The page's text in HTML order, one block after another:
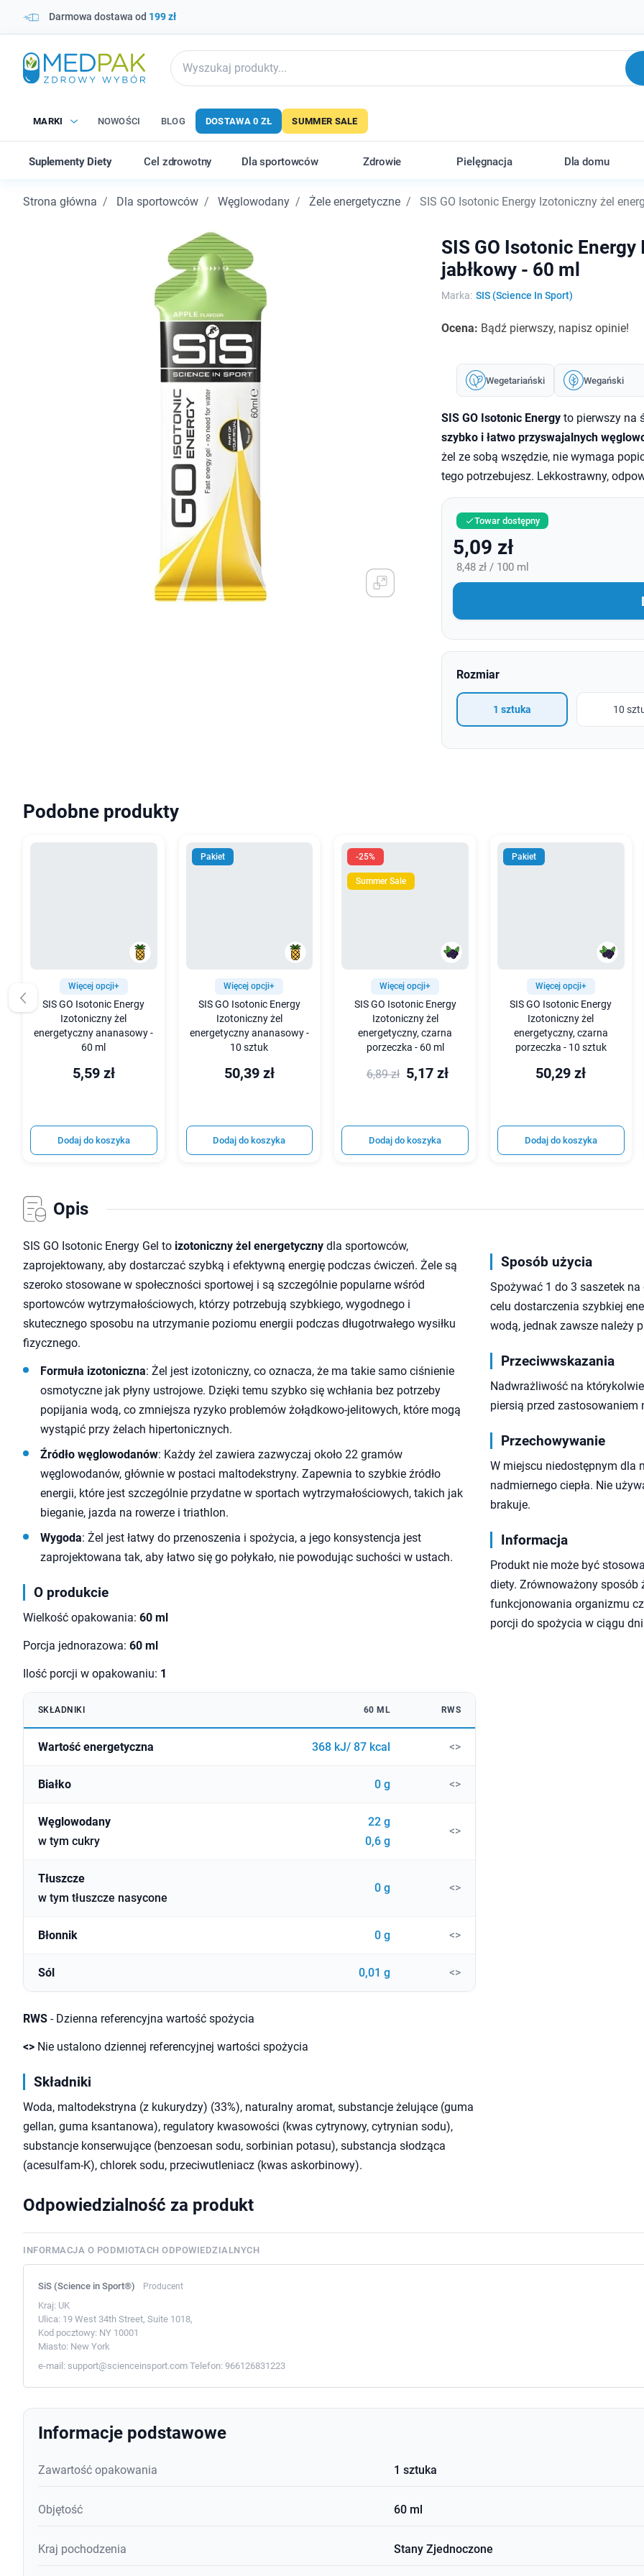
Darmowa dostawa od 199 zł
MARKI NOWOŚCI BLOG DOSTAWA 0 ZŁ SUMMER SALE
Suplementy Diety Cel zdrowotny Dla sportowców Zdrowie Pielęgnacja Dla domu
Strona główna Dla sportowców Węglowodany Żele energetyczne SIS GO Isotonic Energy Izotoniczny żel
SIS GO Isotonic
jabłkowy - 60 ml
Marka: SIS (Science In Sport)
Ocena: Bądź pierwszy, napisz opinie!
Wegetariański Wegański
SIS GO Isotonic Energy to pierwszy na
szybko i łatwo przyswajalnych
żel ze sobą wszędzie, nie wymaga
tego potrzebujesz. Lekkostrawny,
Towar dostępny
5,09 zł
8,48 zł / 100 ml
Rozmiar
1 sztuka 10
Podobne produkty
Więcej opcji+
SIS GO Isotonic Energy
Izotoniczny żel
energetyczny ananasowy -
60 ml
5,59 zł
Dodaj do koszyka
Pakiet
Więcej opcji+
SIS GO Isotonic Energy
Izotoniczny żel
energetyczny ananasowy -
10 sztuk
50,39 zł
Dodaj do koszyka
-25%
Summer Sale
Więcej opcji+
SIS GO Isotonic Energy
Izotoniczny żel
energetyczny, czarna
porzeczka - 60 ml
6,89 zł 5,17 zł
Dodaj do koszyka
Pakiet
Więcej opcji+
SIS GO Isotonic Energy
Izotoniczny żel
energetyczny, czarna
porzeczka - 10 sztuk
50,29 zł
Dodaj do koszyka
Opis
SIS GO Isotonic Energy Gel to izotoniczny żel energetyczny dla sportowców,
zaprojektowany, aby dostarczać szybką i efektywną energię podczas ćwiczeń. Żele są
szeroko stosowane w społeczności sportowej i są szczególnie popularne wśród
sportowców wytrzymałościowych, którzy potrzebują szybkiego, wygodnego i
skutecznego sposobu na utrzymanie poziomu energii podczas długotrwałego wysiłku
fizycznego.
Formuła izotoniczna: Żel jest izotoniczny, co oznacza, że ma takie samo ciśnienie
osmotyczne jak płyny ustrojowe. Dzięki temu szybko się wchłania bez potrzeby
popijania wodą, co zmniejsza ryzyko problemów żołądkowo-jelitowych, które mogą
wystąpić przy żelach hipertonicznych.
Źródło węglowodanów: Każdy żel zawiera zazwyczaj około 22 gramów
węglowodanów, głównie w postaci maltodekstryny. Zapewnia to szybkie źródło
energii, które jest szczególnie przydatne w sportach wytrzymałościowych, takich jak
bieganie, jazda na rowerze i triathlon.
Wygoda: Żel jest łatwy do przenoszenia i spożycia, a jego konsystencja jest
zaprojektowana tak, aby łatwo się go połykało, nie powodując suchości w ustach.
O produkcie
Wielkość opakowania: 60 ml
Porcja jednorazowa: 60 ml
Ilość porcji w opakowaniu: 1
SKŁADNIKI 60 ML RWS
Wartość energetyczna 368 kJ/ 87 kcal <>
Białko 0 g <>
Węglowodany
w tym cukry
22 g
0,6 g
<>
Tłuszcze
w tym tłuszcze nasycone
0 g <>
Błonnik 0 g <>
Sól 0,01 g <>
RWS - Dzienna referencyjna wartość spożycia
<> Nie ustalono dziennej referencyjnej wartości spożycia
Składniki
Woda, maltodekstryna (z kukurydzy) (33%), naturalny aromat, substancje żelujące (guma
gellan, guma ksantanowa), regulatory kwasowości (kwas cytrynowy, cytrynian sodu),
substancje konserwujące (benzoesan sodu, sorbinian potasu), substancja słodząca
(acesulfam-K), chlorek sodu, przeciwutleniacz (kwas askorbinowy).
Sposób użycia
Spożywać 1 do 3 saszetek
celu dostarczenia szybkiej
wodą, jednak zawsze należy
Przeciwwskazania
Nadwrażliwość na
piersią przed
Przechowywanie
W miejscu niedostępnym dla
nadmiernego ciepła. Nie
brakuje.
Informacja
Produkt nie może być
diety. Zrównoważony sposób
funkcjonowania organizmu
porcji do spożycia w ciągu
Odpowiedzialność za produkt
INFORMACJA O PODMIOTACH ODPOWIEDZIALNYCH
SiS (Science in Sport®) Producent
Kraj: UK
Ulica: 19 West 34th Street, Suite 1018,
Kod pocztowy: NY 10001
Miasto: New York
e-mail: support@scienceinsport.com Telefon: 966126831223
Informacje podstawowe
Zawartość opakowania 1 sztuka
Objętość 60 ml
Kraj pochodzenia Stany Zjednoczone